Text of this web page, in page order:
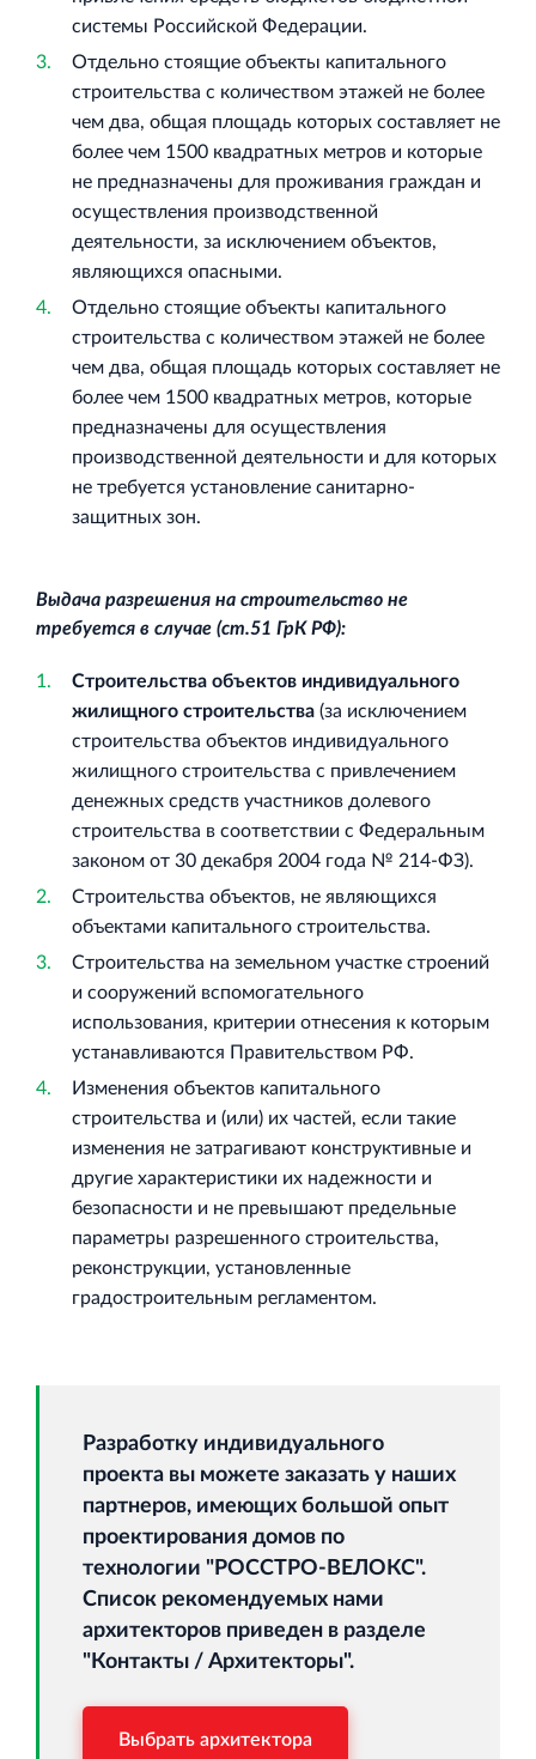
системы Российской Федерации.
Отдельно стоящие объекты капитального
строительства с количеством этажей не более
чем два, общая площадь которых составляет не
более чем 1500 квадратных метров и которые
не предназначены для проживания граждан и
осуществления производственной
деятельности, за исключением объектов,
являющихся опасными.
Отдельно стоящие объекты капитального
строительства с количеством этажей не более
чем два, общая площадь которых составляет не
более чем 1500 квадратных метров, которые
предназначены для осуществления
производственной деятельности и для которых
не требуется установление санитарно-
защитных зон.
Выдача разрешения на строительство не
требуется в случае (ст.51 ГрК РФ):
Строительства объектов индивидуального
жилищного строительства (за исключением
строительства объектов индивидуального
жилищного строительства с привлечением
денежных средств участников долевого
строительства в соответствии с Федеральным
законом от 30 декабря 2004 года № 214-ФЗ).
Строительства объектов, не являющихся
объектами капитального строительства.
Строительства на земельном участке строений
и сооружений вспомогательного
использования, критерии отнесения к которым
устанавливаются Правительством РФ.
Изменения объектов капитального
строительства и (или) их частей, если такие
изменения не затрагивают конструктивные и
другие характеристики их надежности и
безопасности и не превышают предельные
параметры разрешенного строительства,
реконструкции, установленные
градостроительным регламентом.
Разработку индивидуального
проекта вы можете заказать у наших
партнеров, имеющих большой опыт
проектирования домов по
технологии "РОССТРО-ВЕЛОКС".
Список рекомендуемых нами
архитекторов приведен в разделе
"Контакты / Архитекторы".
Выбрать архитектора